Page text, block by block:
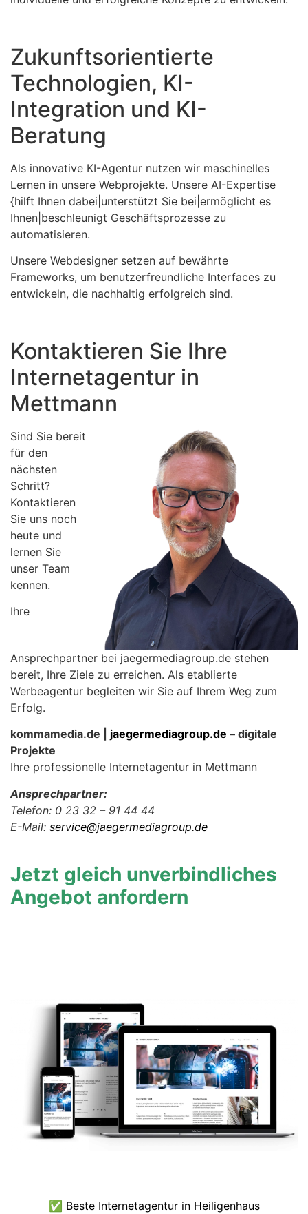
Zukunftsorientierte
Technologien, KI-
Integration und KI-
Beratung
Als innovative KI-Agentur nutzen wir maschinelles
Lernen in unsere Webprojekte. Unsere AI-Expertise
{hilft Ihnen dabei|unterstützt Sie bei|ermöglicht es
Ihnen|beschleunigt Geschäftsprozesse zu
automatisieren.
Unsere Webdesigner setzen auf bewährte
Frameworks, um benutzerfreundliche Interfaces zu
entwickeln, die nachhaltig erfolgreich sind.
Kontaktieren Sie Ihre
Internetagentur in
Mettmann
Sind Sie bereit
für den
nächsten
Schritt?
Kontaktieren
Sie uns noch
heute und
lernen Sie
unser Team
kennen.
Ihre
Ansprechpartner bei jaegermediagroup.de stehen
bereit, Ihre Ziele zu erreichen. Als etablierte
Werbeagentur begleiten wir Sie auf Ihrem Weg zum
Erfolg.
kommamedia.de | jaegermediagroup.de – digitale
Projekte
Ihre professionelle Internetagentur in Mettmann
Ansprechpartner:
Telefon: 0 23 32 – 91 44 44
E-Mail: service@jaegermediagroup.de
Jetzt gleich unverbindliches
Angebot anfordern
✅ Beste Internetagentur in Heiligenhaus